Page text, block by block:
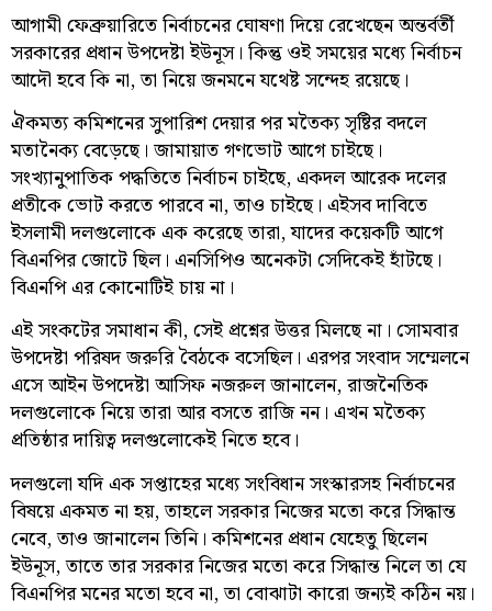
আগামী ফেব্রুয়ারিতে নির্বাচনের ঘোষণা দিয়ে রেখেছেন অন্তর্বর্তী
সরকারের প্রধান উপদেষ্টা ইউনূস। কিন্তু ওই সময়ের মধ্যে নির্বাচন
আদৌ হবে কি না, তা নিয়ে জনমনে যথেষ্ট সন্দেহ রয়েছে।
ঐকমত্য কমিশনের সুপারিশ দেয়ার পর মতৈক্য সৃষ্টির বদলে
মতানৈক্য বেড়েছে। জামায়াত গণভোট আগে চাইছে।
সংখ্যানুপাতিক পদ্ধতিতে নির্বাচন চাইছে, একদল আরেক দলের
প্রতীকে ভোট করতে পারবে না, তাও চাইছে। এইসব দাবিতে
ইসলামী দলগুলোকে এক করেছে তারা, যাদের কয়েকটি আগে
বিএনপির জোটে ছিল। এনসিপিও অনেকটা সেদিকেই হাঁটছে।
বিএনপি এর কোনোটিই চায় না।
এই সংকটের সমাধান কী, সেই প্রশ্নের উত্তর মিলছে না। সোমবার
উপদেষ্টা পরিষদ জরুরি বৈঠকে বসেছিল। এরপর সংবাদ সম্মেলনে
এসে আইন উপদেষ্টা আসিফ নজরুল জানালেন, রাজনৈতিক
দলগুলোকে নিয়ে তারা আর বসতে রাজি নন। এখন মতৈক্য
প্রতিষ্ঠার দায়িত্ব দলগুলোকেই নিতে হবে।
দলগুলো যদি এক সপ্তাহের মধ্যে সংবিধান সংস্কারসহ নির্বাচনের
বিষয়ে একমত না হয়, তাহলে সরকার নিজের মতো করে সিদ্ধান্ত
নেবে, তাও জানালেন তিনি। কমিশনের প্রধান যেহেতু ছিলেন
ইউনূস, তাতে তার সরকার নিজের মতো করে সিদ্ধান্ত নিলে তা যে
বিএনপির মনের মতো হবে না, তা বোঝাটা কারো জন্যই কঠিন নয়।